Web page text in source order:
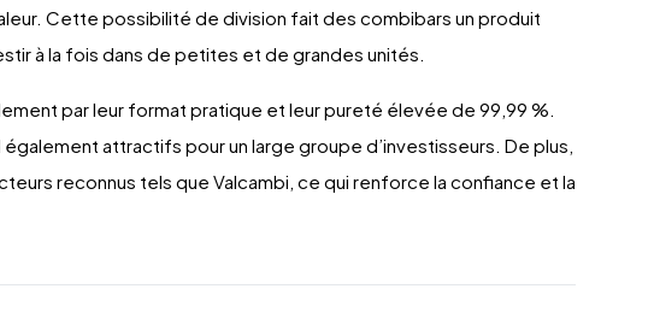
Cette possibilité de division fait des combibars un produit
à la fois dans de petites et de grandes unités.
par leur format pratique et leur pureté élevée de 99,99 %.
attractifs pour un large groupe d’investisseurs. De plus,
reconnus tels que Valcambi, ce qui renforce la confiance et la